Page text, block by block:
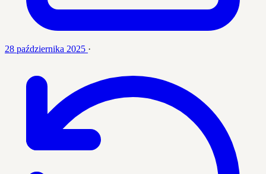
28 października 2025 ·